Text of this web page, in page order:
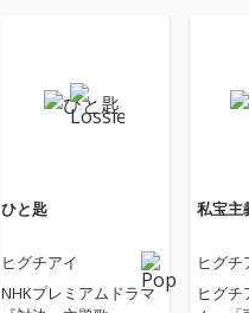
ひと匙
ヒグチアイ
NHKプレミアムドラマ
私宝主
ヒグチ
ヒグ